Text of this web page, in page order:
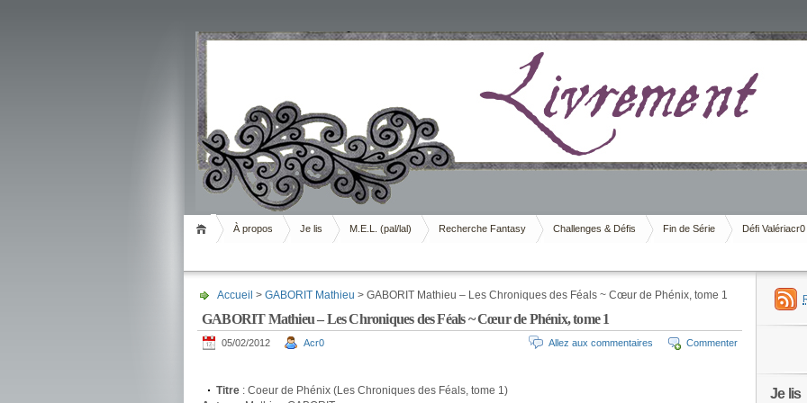
Livrement
À propos Je lis M.E.L. (pal/lal) Recherche Fantasy Challenges & Défis Fin de Série Défi Valériacr0
Accueil > GABORIT Mathieu > GABORIT Mathieu – Les Chroniques des Féals ~ Cœur de Phénix, tome 1
GABORIT Mathieu – Les Chroniques des Féals ~ Cœur de Phénix, tome 1
05/02/2012 Acr0 Commenter
Allez aux commentaires
Titre : Coeur de Phénix (Les Chroniques des Féals, tome 1)
Je lis